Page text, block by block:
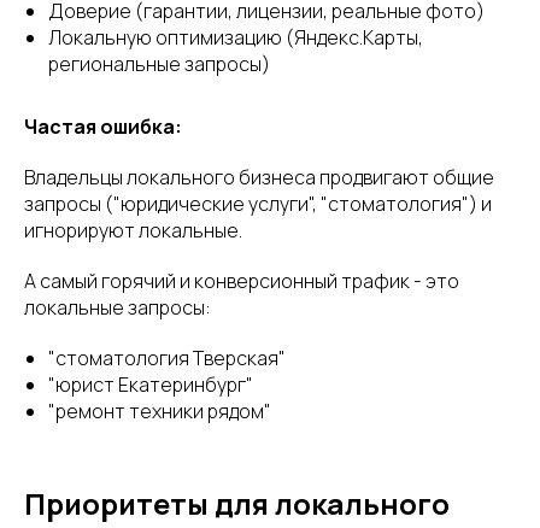
Доверие (гарантии, лицензии, реальные фото)
Локальную оптимизацию (Яндекс.Карты,
региональные запросы)
Частая ошибка:
Владельцы локального бизнеса продвигают общие
запросы ("юридические услуги", "стоматология") и
игнорируют локальные.
А самый горячий и конверсионный трафик - это
локальные запросы:
"стоматология Тверская"
"юрист Екатеринбург"
"ремонт техники рядом"
Приоритеты для локального